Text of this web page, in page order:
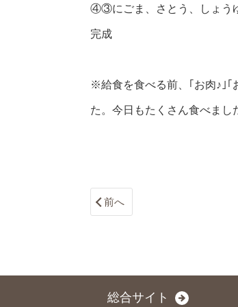
④③にごま、さとう、しょう
完成
※給食を食べる前、｢お肉♪｣｢
た。今日もたくさん食べまし
前へ
総合サイト